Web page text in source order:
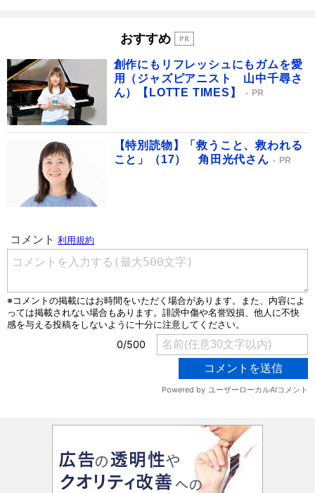
おすすめ
創作にもリフレッシュにもガムを愛
用（ジャズピアニスト 山中千尋さ
ん）【LOTTE TIMES】
PR
【特別読物】「救うこと、救われる
こと」（17） 角田光代さん
PR